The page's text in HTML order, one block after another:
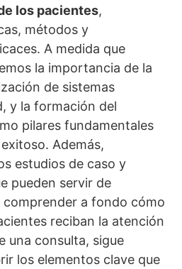
los pacientes,
métodos y
A medida que
la importancia de la
de sistemas
y la formación del
pilares fundamentales
Además,
estudios de caso y
pueden servir de
comprender a fondo cómo
reciban la atención
una consulta, sigue
los elementos clave que